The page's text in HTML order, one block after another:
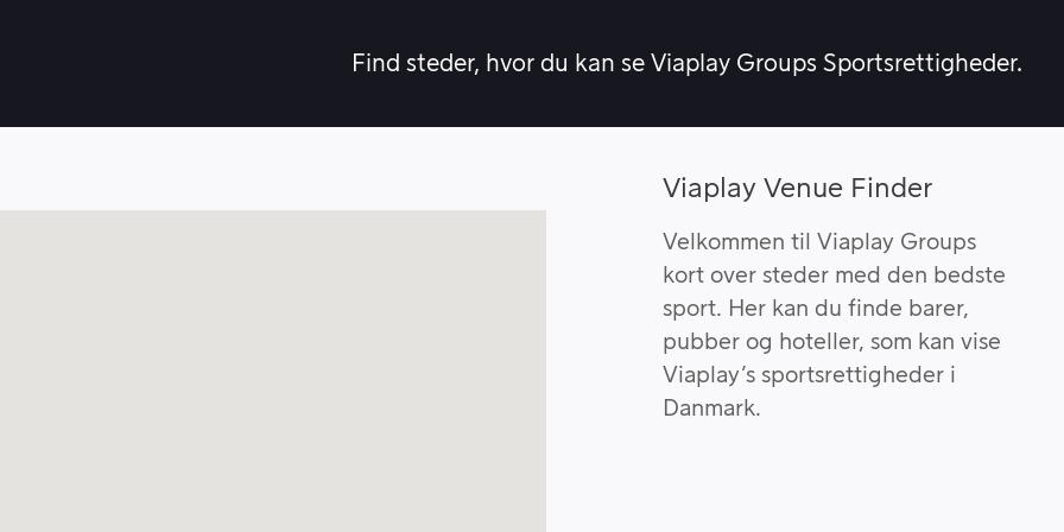
Find steder, hvor du kan se Viaplay Groups Sportsrettigheder.
Viaplay Venue Finder
Velkommen til Viaplay Groups
kort over steder med den bedste
sport. Her kan du finde barer,
pubber og hoteller, som kan vise
Viaplay’s sportsrettigheder i
Danmark.